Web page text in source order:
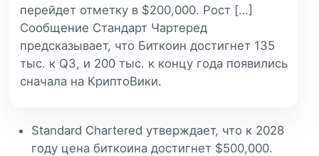
перейдет отметку в $200,000. Рост […]
Сообщение Стандарт Чартеред
предсказывает, что Биткоин достигнет 135
тыс. к Q3, и 200 тыс. к концу года появились
сначала на КриптоВики.
Standard Chartered утверждает, что к 2028
году цена биткоина достигнет $500,000.